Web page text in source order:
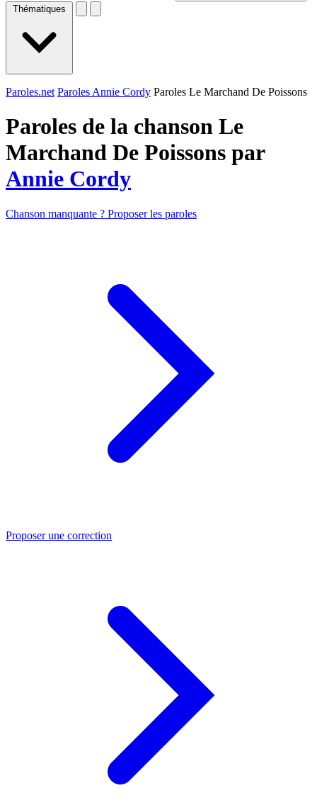
Thématiques
Paroles.net Paroles Annie Cordy Paroles Le Marchand De Poissons
Paroles de la chanson Le
Marchand De Poissons par
Annie Cordy
Chanson manquante ? Proposer les paroles
Proposer une correction